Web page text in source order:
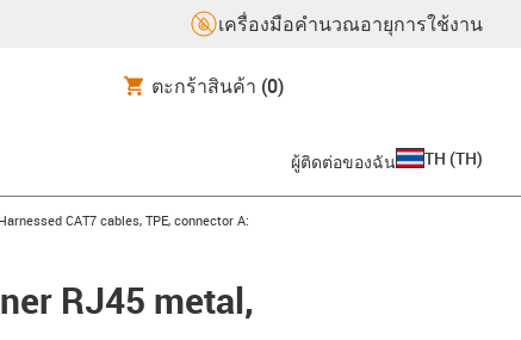
เครื่องมือคำนวณอายุการใช้งาน
ตะกร้าสินค้า (0)
ผู้ติดต่อของฉัน TH (TH)
icon-arrow-right
Harnessed CAT7 cables, TPE, connector A:
RJ45 metal,